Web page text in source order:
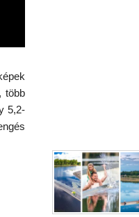
több
5,2-